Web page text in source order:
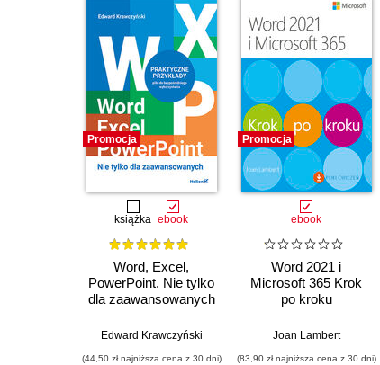
Promocja
książka ebook
Word, Excel,
PowerPoint. Nie tylko
dla zaawansowanych
Edward Krawczyński
(44,50 zł najniższa cena z 30 dni)
Promocja
ebook
Word 2021 i
Microsoft 365 Krok
po kroku
Joan Lambert
(83,90 zł najniższa cena z 30 dni)